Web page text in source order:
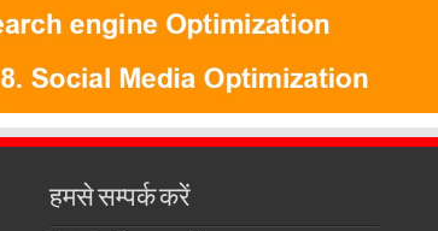
हमसे सम्पर्क करें